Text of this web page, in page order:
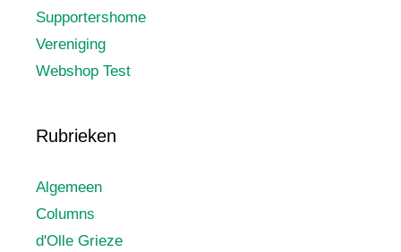
Supportershome
Vereniging
Webshop Test
Rubrieken
Algemeen
Columns
d'Olle Grieze